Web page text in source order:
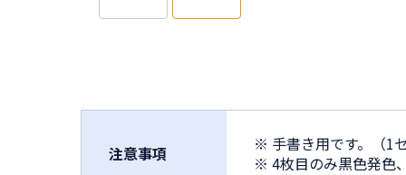
注意事項
※ 手書き用です。（1
※ 4枚目のみ黒色発色